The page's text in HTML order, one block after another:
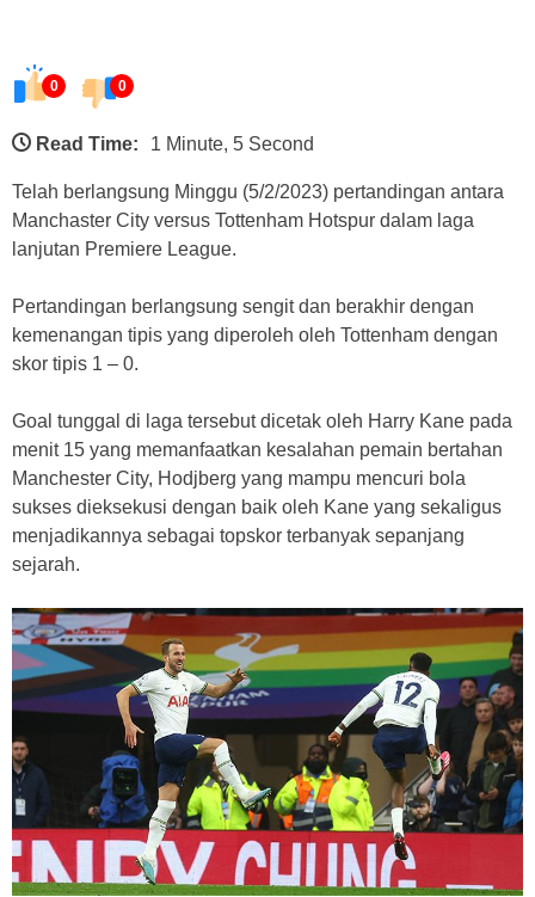
0 0
Read Time: 1 Minute, 5 Second
Telah berlangsung Minggu (5/2/2023) pertandingan antara
Manchaster City versus Tottenham Hotspur dalam laga
lanjutan Premiere League.
Pertandingan berlangsung sengit dan berakhir dengan
kemenangan tipis yang diperoleh oleh Tottenham dengan
skor tipis 1 – 0.
Goal tunggal di laga tersebut dicetak oleh Harry Kane pada
menit 15 yang memanfaatkan kesalahan pemain bertahan
Manchester City, Hodjberg yang mampu mencuri bola
sukses dieksekusi dengan baik oleh Kane yang sekaligus
menjadikannya sebagai topskor terbanyak sepanjang
sejarah.